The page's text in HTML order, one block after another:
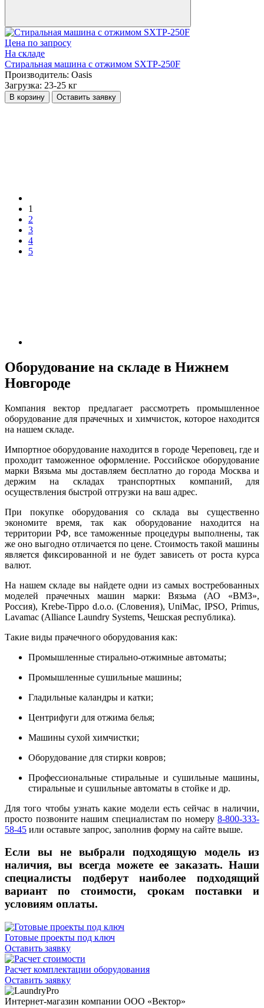
Цена по запросу
На складе
Стиральная машина с отжимом SXTP-250F
Производитель: Oasis
Загрузка: 23-25 кг
В корзину Оставить заявку
1
2
3
4
5
Оборудование на складе в Нижнем
Новгороде
Компания вектор предлагает рассмотреть промышленное
оборудование для прачечных и химчисток, которое находится
на нашем складе.
Импортное оборудование находится в городе Череповец, где и
проходит таможенное оформление. Российское оборудование
марки Вязьма мы доставляем бесплатно до города Москва и
держим на складах транспортных компаний, для
осуществления быстрой отгрузки на ваш адрес.
При покупке оборудования со склада вы существенно
экономите время, так как оборудование находится на
территории РФ, все таможенные процедуры выполнены, так
же оно выгодно отличается по цене. Стоимость такой машины
является фиксированной и не будет зависеть от роста курса
валют.
На нашем складе вы найдете одни из самых востребованных
моделей прачечных машин марки: Вязьма (АО «ВМЗ»,
Россия), Krebe-Tippo d.o.o. (Словения), UniMac, IPSO, Primus,
Lavamac (Alliance Laundry Systems, Чешская республика).
Такие виды прачечного оборудования как:
Промышленные стирально-отжимные автоматы;
Промышленные сушильные машины;
Гладильные каландры и катки;
Центрифуги для отжима белья;
Машины сухой химчистки;
Оборудование для стирки ковров;
Профессиональные стиральные и сушильные машины,
стиральные и сушильные автоматы в стойке и др.
Для того чтобы узнать какие модели есть сейчас в наличии,
просто позвоните нашим специалистам по номеру 8-800-333-
58-45 или оставьте запрос, заполнив форму на сайте выше.
Если вы не выбрали подходящую модель из
наличия, вы всегда можете ее заказать. Наши
специалисты подберут наиболее подходящий
вариант по стоимости, срокам поставки и
условиям оплаты.
Готовые проекты под ключ
Оставить заявку
Расчет комплектации оборудования
Оставить заявку
Интернет-магазин компании ООО «Вектор»